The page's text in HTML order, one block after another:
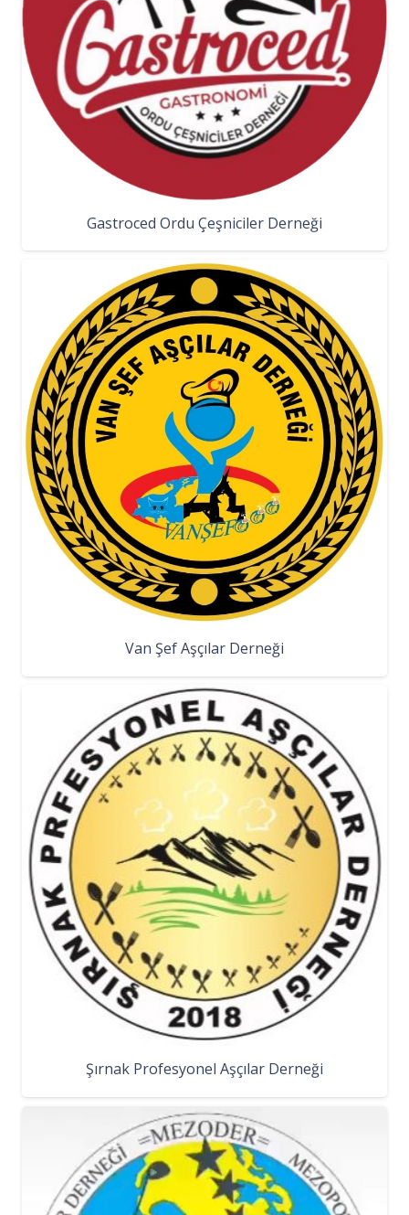
Gastroced Ordu Çeşniciler Derneği
Van Şef Aşçılar Derneği
Şırnak Profesyonel Aşçılar Derneği